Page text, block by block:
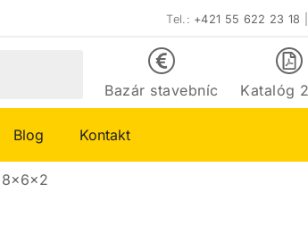
Tel.: +421 55 622 23 18
Bazár stavebníc Katalóg
Blog Kontakt
8x6x2